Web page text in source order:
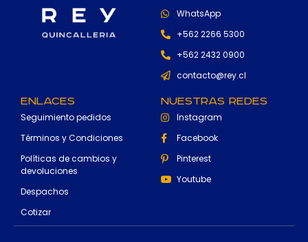
WhatsApp
+562 2266 5300
+562 2432 0900
contacto@rey.cl
Enlaces
Seguimiento pedidos
Términos y Condiciones
Políticas de cambios y
devoluciones
Despachos
Cotizar
Nuestras Redes
Instagram
Facebook
Pinterest
Youtube